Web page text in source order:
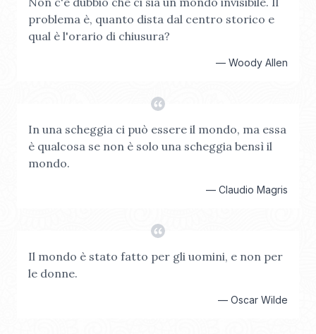
problema è, quanto dista dal centro storico e
qual è l'orario di chiusura?
— Woody Allen
In una scheggia ci può essere il mondo, ma essa
è qualcosa se non è solo una scheggia bensì il
mondo.
— Claudio Magris
Il mondo è stato fatto per gli uomini, e non per
le donne.
— Oscar Wilde